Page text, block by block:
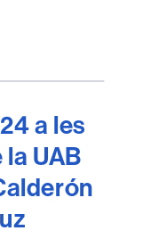
a les
UAB